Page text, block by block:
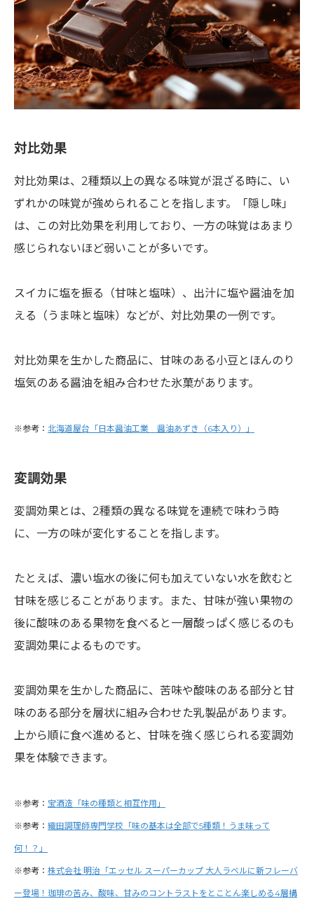
対比効果
対比効果は、2種類以上の異なる味覚が混ざる時に、い
ずれかの味覚が強められることを指します。「隠し味」
は、この対比効果を利用しており、一方の味覚はあまり
感じられないほど弱いことが多いです。
スイカに塩を振る（甘味と塩味）、出汁に塩や醤油を加
える（うま味と塩味）などが、対比効果の一例です。
対比効果を生かした商品に、甘味のある小豆とほんのり
塩気のある醤油を組み合わせた氷菓があります。
※参考： 北海道屋台「日本醤油工業 醤油あずき（6本入り）」
変調効果
変調効果とは、2種類の異なる味覚を連続で味わう時
に、一方の味が変化することを指します。
たとえば、濃い塩水の後に何も加えていない水を飲むと
甘味を感じることがあります。また、甘味が強い果物の
後に酸味のある果物を食べると一層酸っぱく感じるのも
変調効果によるものです。
変調効果を生かした商品に、苦味や酸味のある部分と甘
味のある部分を層状に組み合わせた乳製品があります。
上から順に食べ進めると、甘味を強く感じられる変調効
果を体験できます。
※参考： 宝酒造「味の種類と相互作用」
※参考： 織田調理師専門学校「味の基本は全部で5種類！うま味って
何！？」
※参考： 株式会社 明治「エッセル スーパーカップ 大人ラベルに新フレーバ
ー登場！珈琲の苦み、酸味、甘みのコントラストをとことん楽しめる4層構